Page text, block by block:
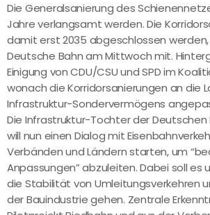
Die Generalsanierung des
Jahre verlangsamt werden. Die
damit erst 2035 abgeschlossen
Deutsche Bahn am Mittwoch mit.
Einigung von CDU/CSU und SPD im
wonach die Korridorsanierungen an die
Infrastruktur-Sondervermögens
Die Infrastruktur-Tochter der Deutschen
will nun einen Dialog mit
Verbänden und Ländern starten, um
Anpassungen” abzuleiten. Dabei soll es
die Stabilität von Umleitungsverkehren
der Bauindustrie gehen. Zentrale